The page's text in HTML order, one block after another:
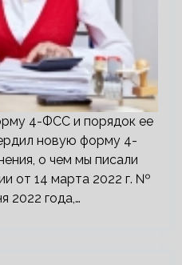
4-ФСС и порядок ее
новую форму 4-
о чем мы писали
от 14 марта 2022 г. №
2022 года,…